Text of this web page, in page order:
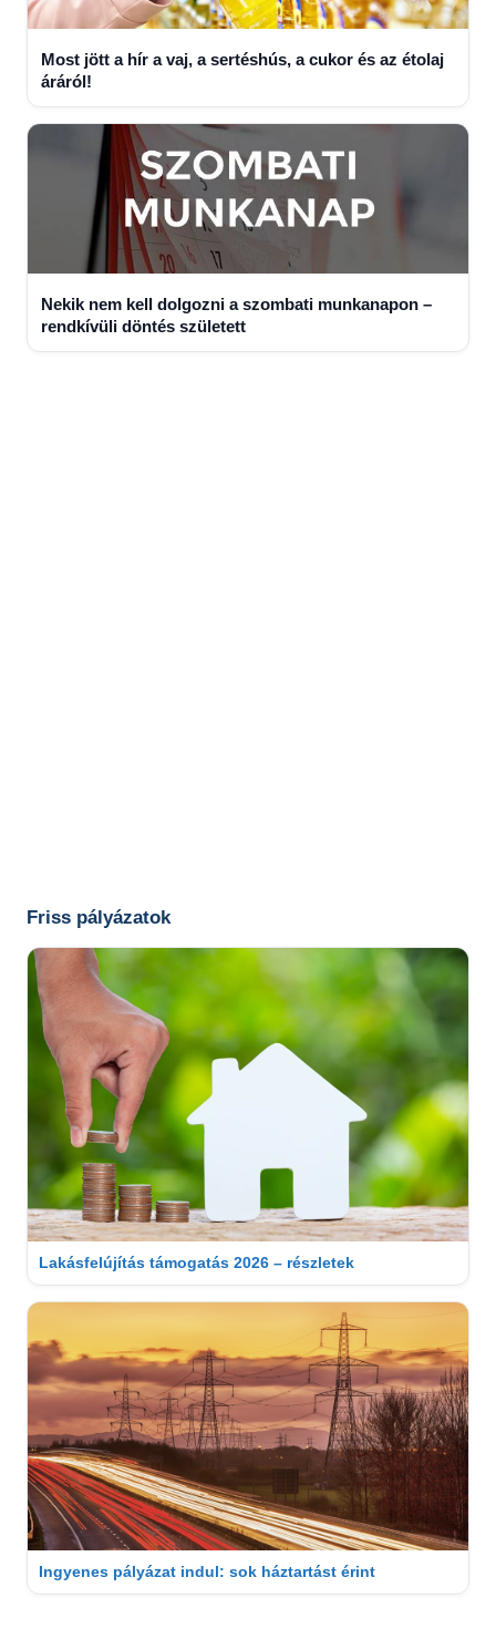
Most jött a hír a vaj, a sertéshús, a cukor és az étolaj
áráról!
Nekik nem kell dolgozni a szombati munkanapon –
rendkívüli döntés született
Friss pályázatok
Lakásfelújítás támogatás 2026 – részletek
Ingyenes pályázat indul: sok háztartást érint